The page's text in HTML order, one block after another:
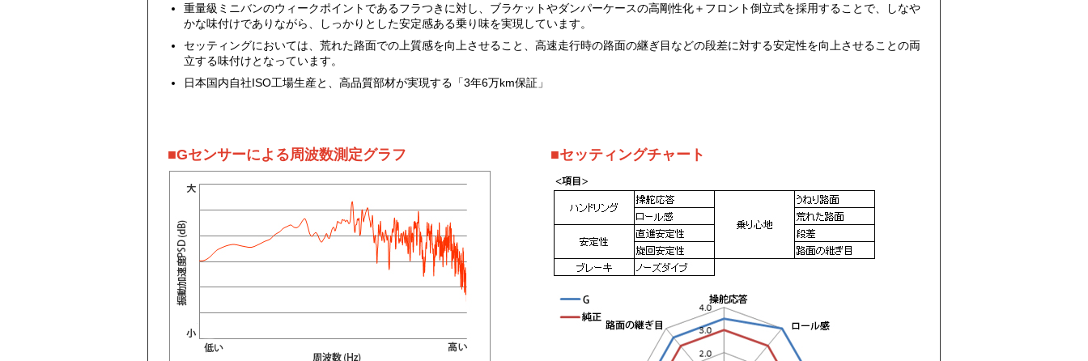
重量級ミニバンのウィークポイントであるフラつきに対し、ブラケットやダンパーケースの高剛性化＋フロント倒立式を採用することで、しなや
かな味付けでありながら、しっかりとした安定感ある乗り味を実現しています。
セッティングにおいては、荒れた路面での上質感を向上させること、高速走行時の路面の継ぎ目などの段差に対する安定性を向上させることの両
立する味付けとなっています。
日本国内自社ISO工場生産と、高品質部材が実現する「3年6万km保証」
■Gセンサーによる周波数測定グラフ ■セッティングチャート